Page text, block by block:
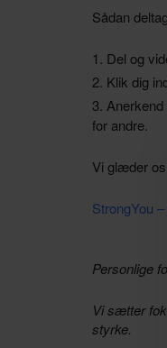
Sådan
Del og
Klik dig
for andre.
Vi glæder
StrongYou
Personlige
Vi sætter
styrke.